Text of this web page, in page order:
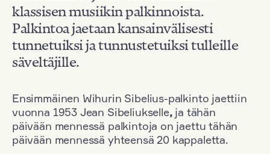
klassisen musiikin palkinnoista.
Palkintoa jaetaan kansainvälisesti
tunnetuiksi ja tunnustetuiksi tulleille
säveltäjille.
Ensimmäinen Wihurin Sibelius-palkinto jaettiin
vuonna 1953 Jean Sibeliukselle, ja tähän
päivään mennessä palkintoja on jaettu tähän
päivään mennessä yhteensä 20 kappaletta.